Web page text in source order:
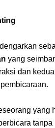
yang
dan
yang
tanpa